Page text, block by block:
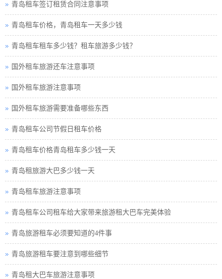
青岛租车签订租赁合同注意事项
青岛租车价格，青岛租车一天多少钱
青岛租车租车多少钱？租车旅游多少钱？
国外租车旅游还车注意事项
国外租车旅游注意事项
国外租车旅游需要准备哪些东西
青岛租车公司节假日租车价格
青岛租车价格青岛租车多少钱一天
青岛租旅游大巴多少钱一天
青岛租车旅游注意事项
青岛租车公司租车给大家带来旅游租大巴车完美体验
青岛旅游租车必须要知道的4件事
青岛旅游租车要注意到哪些细节
青岛租大巴车旅游注意事项